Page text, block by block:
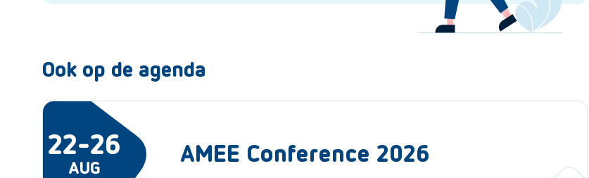
Ook op de agenda
22-26
AUG
AMEE Conference 2026